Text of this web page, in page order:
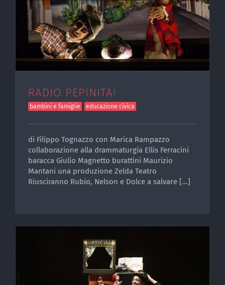
RADIO PEPINITA!
bambini e famiglie educazione civica
di Filippo Tognazzo con Marica Rampazzo
collaborazione alla drammaturgia Ellis Ferracini
baracca Giulio Magnetto burattini Maurizio
Mantani una produzione Zelda Teatro
Riusciranno Rubio, Nelson e Dolce a salvare [...]